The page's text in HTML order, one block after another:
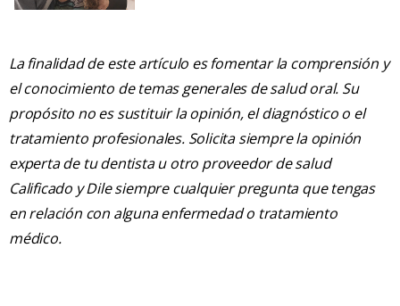
La finalidad de este artículo es fomentar la comprensión y
el conocimiento de temas generales de salud oral. Su
propósito no es sustituir la opinión, el diagnóstico o el
tratamiento profesionales. Solicita siempre la opinión
experta de tu dentista u otro proveedor de salud
Calificado y Dile siempre cualquier pregunta que tengas
en relación con alguna enfermedad o tratamiento
médico.